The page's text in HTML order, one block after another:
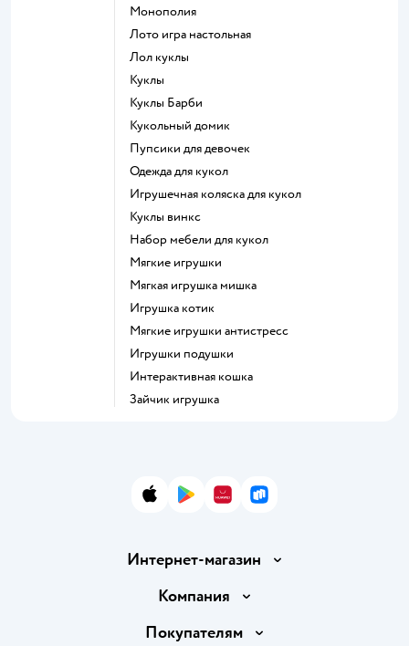
Монополия
Лото игра настольная
Лол куклы
Куклы
Куклы Барби
Кукольный домик
Пупсики для девочек
Одежда для кукол
Игрушечная коляска для кукол
Куклы винкс
Набор мебели для кукол
Мягкие игрушки
Мягкая игрушка мишка
Игрушка котик
Мягкие игрушки антистресс
Игрушки подушки
Интерактивная кошка
Зайчик игрушка
App StoreGoogle Play
AppGallery
RuStore
Интернет-магазин
Доставка и оплата
Компания
Вакансии
Покупателям